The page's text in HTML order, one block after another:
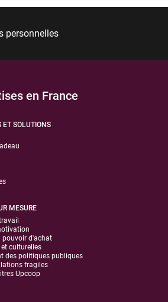
personnelles
en France
ET SOLUTIONS
MESURE
d'achat
culturelles
des politiques publiques
fragiles
Upcoop